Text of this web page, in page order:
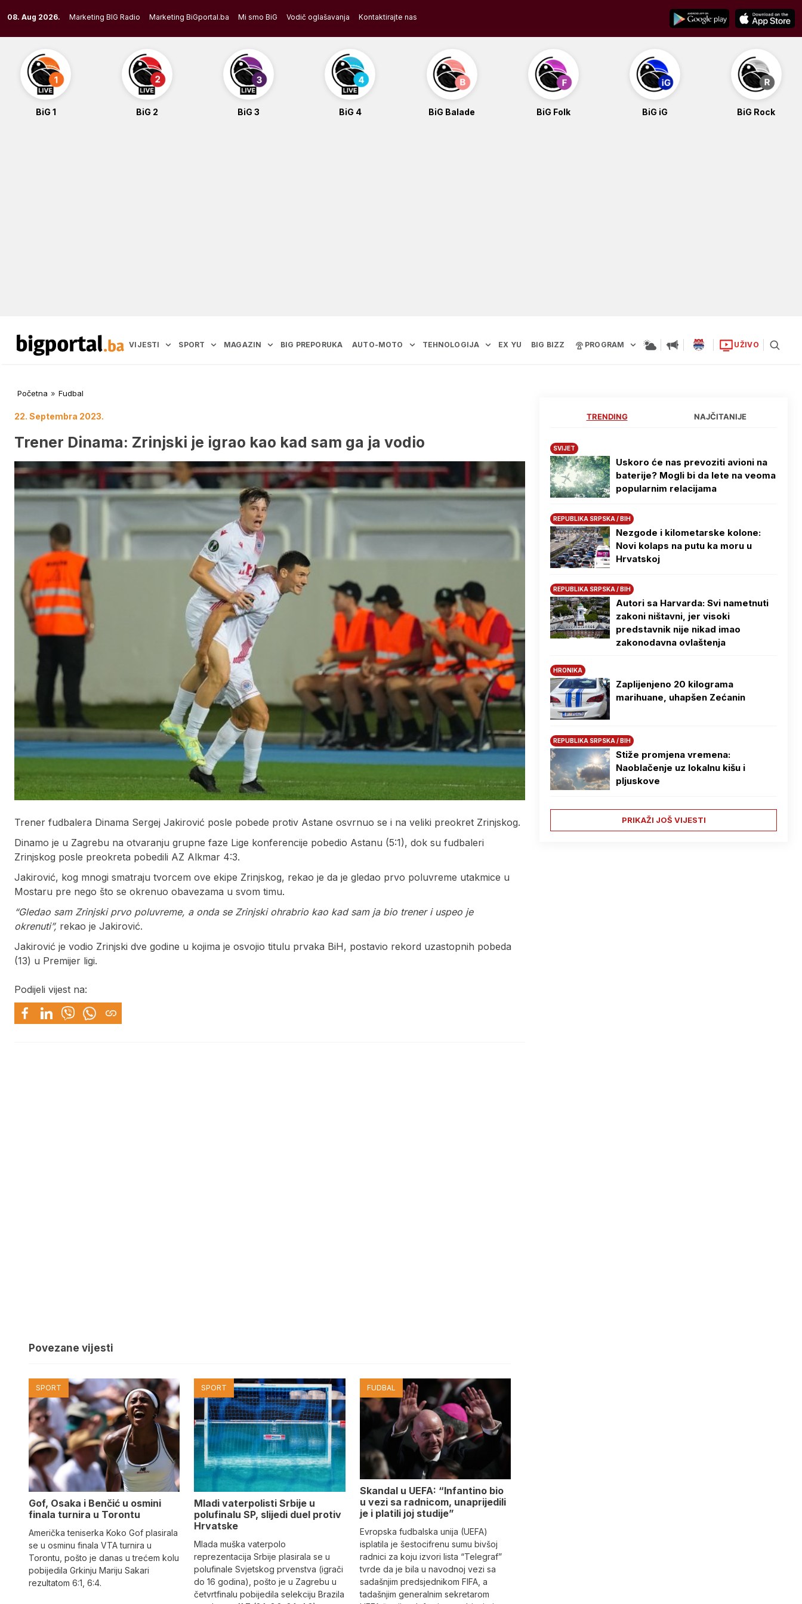
to
content
08. Aug 2026. Marketing BIG Radio Marketing BiGportal.ba Mi smo BiG Vodič oglašavanja Kontaktirajte nas
BiG 1 BiG 2 BiG 3 BiG 4 BiG Balade BiG Folk BiG iG BiG Rock
VIJESTI SPORT MAGAZIN BIG PREPORUKA AUTO-MOTO TEHNOLOGIJA EX YU BIG BIZZ PROGRAM UŽIVO
Početna » Fudbal
22. Septembra 2023.
Trener Dinama: Zrinjski je igrao kao kad sam ga ja vodio
Trener fudbalera Dinama Sergej Jakirović posle pobede protiv Astane osvrnuo se i na veliki preokret Zrinjskog.
Dinamo je u Zagrebu na otvaranju grupne faze Lige konferencije pobedio Astanu (5:1), dok su fudbaleri
Zrinjskog posle preokreta pobedili AZ Alkmar 4:3.
Jakirović, kog mnogi smatraju tvorcem ove ekipe Zrinjskog, rekao je da je gledao prvo poluvreme utakmice u
Mostaru pre nego što se okrenuo obavezama u svom timu.
“Gledao sam Zrinjski prvo poluvreme, a onda se Zrinjski ohrabrio kao kad sam ja bio trener i uspeo je
okrenuti”, rekao je Jakirović.
Jakirović je vodio Zrinjski dve godine u kojima je osvojio titulu prvaka BiH, postavio rekord uzastopnih pobeda
(13) u Premijer ligi.
Podijeli vijest na:
Povezane vijesti
SPORT
Gof, Osaka i Benčić u osmini
finala turnira u Torontu
Američka teniserka Koko Gof plasirala
se u osminu finala VTA turnira u
Torontu, pošto je danas u trećem kolu
pobijedila Grkinju Mariju Sakari
rezultatom 6:1, 6:4.
SPORT
Mladi vaterpolisti Srbije u
polufinalu SP, slijedi duel protiv
Hrvatske
Mlada muška vaterpolo
reprezentacija Srbije plasirala se u
polufinale Svjetskog prvenstva (igrači
do 16 godina), pošto je u Zagrebu u
četvrtfinalu pobijedila selekciju Brazila
FUDBAL
Skandal u UEFA: “Infantino bio
u vezi sa radnicom, unaprijedili
je i platili joj studije”
Evropska fudbalska unija (UEFA)
isplatila je šestocifrenu sumu bivšoj
radnici za koju izvori lista “Telegraf”
tvrde da je bila u navodnoj vezi sa
sadašnjim predsjednikom FIFA, a
tadašnjim generalnim sekretarom
TRENDING NAJČITANIJE
SVIJET
Uskoro će nas prevoziti avioni na
baterije? Mogli bi da lete na veoma
popularnim relacijama
REPUBLIKA SRPSKA / BIH
Nezgode i kilometarske kolone:
Novi kolaps na putu ka moru u
Hrvatskoj
REPUBLIKA SRPSKA / BIH
Autori sa Harvarda: Svi nametnuti
zakoni ništavni, jer visoki
predstavnik nije nikad imao
zakonodavna ovlaštenja
HRONIKA
Zaplijenjeno 20 kilograma
marihuane, uhapšen Zećanin
REPUBLIKA SRPSKA / BIH
Stiže promjena vremena:
Naoblačenje uz lokalnu kišu i
pljuskove
PRIKAŽI JOŠ VIJESTI